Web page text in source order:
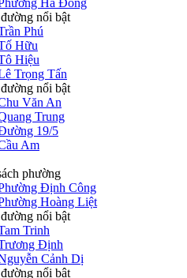
Hà Đông
nổi bật
Phú
Hữu
Hiệu
Trọng Tấn
nổi bật
Văn An
Trung
19/5
Am
phường
Định Công
Hoàng Liệt
nổi bật
Trinh
Định
Cảnh Dị
nổi bật